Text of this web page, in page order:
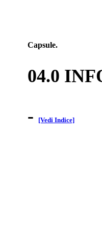
Capsule.
04.0
-
[Vedi Indice]